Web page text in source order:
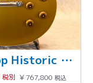
Custom Shop Historic Collection 1956 Les Paul Reissue Gold Top
税別 ￥767,800 税込